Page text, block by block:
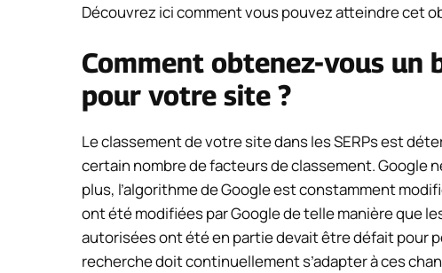
Découvrez ici comment vous pouvez atteindre cet
Comment obtenez-vous un
pour votre site ?
Le classement de votre site dans les SERPs est
certain nombre de facteurs de classement. Google
plus, l’algorithme de Google est constamment
ont été modifiées par Google de telle manière que
autorisées ont été en partiedevait être défait pour
recherche doit continuellement s’adapter à ces